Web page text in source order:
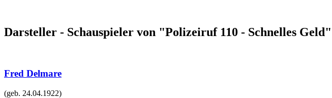
Darsteller - Schauspieler von "Polizeiruf 110 - Schnelles Geld"
Fred Delmare
(geb. 24.04.1922)